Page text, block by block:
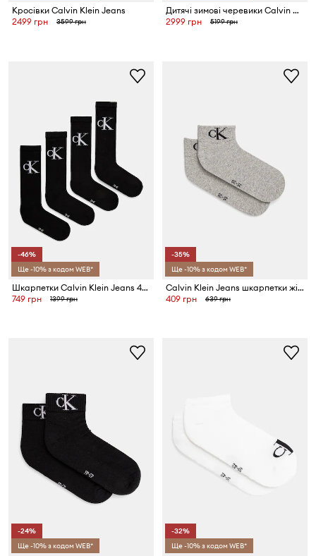
Кросівки Calvin Klein Jeans
2499 грн
3599 грн
Дитячі зимові черевики Calvin Klein Jeans
2999 грн
5199 грн
-46%
Ще -10% з кодом WEB*
Шкарпетки Calvin Klein Jeans 4-pack
749 грн
1399 грн
-35%
Ще -10% з кодом WEB*
Calvin Klein Jeans шкарпетки жіночі з бавовною 2 шт.
409 грн
639 грн
-24%
Ще -10% з кодом WEB*
-32%
Ще -10% з кодом WEB*